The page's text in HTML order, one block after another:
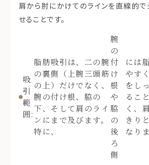
肩から肘にかけてのラインを直線的で
せることです。
吸
引
範
囲:
脂肪吸引は、二の腕
の裏側（上腕三頭筋
の上）だけでなく、
腕の付け根、脇の
下、そして肩のライ
ンにまで及びます。
特に、
腕
の
付
け
根
や
脇
の
後
ろ
側
には
やす
をし
るこ
く、
きり
なり